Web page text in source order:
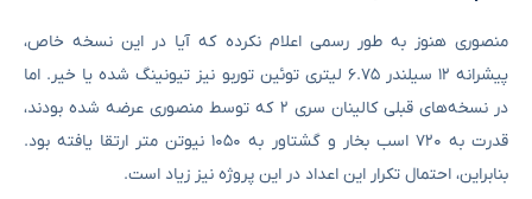
منصوری هنوز به‌ طور رسمی اعلام نکرده که آیا در این نسخه خاص،
پیشرانه ۱۲ سیلندر ۶.۷۵ لیتری توئین توربو نیز تیونینگ شده یا خیر. اما
در نسخه‌های قبلی کالینان سری ۲ که توسط منصوری عرضه شده بودند،
قدرت به ۷۲۰ اسب بخار و گشتاور به ۱۰۵۰ نیوتن‌ متر ارتقا یافته بود.
بنابراین، احتمال تکرار این اعداد در این پروژه نیز زیاد است.